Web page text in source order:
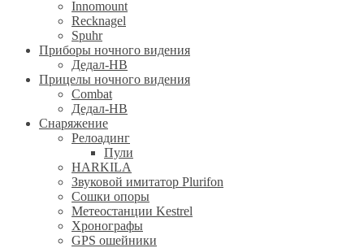
Innomount
Recknagel
Spuhr
Приборы ночного видения
Дедал-НВ
Прицелы ночного видения
Combat
Дедал-НВ
Снаряжение
Релоадинг
Пули
HARKILA
Звуковой имитатор Plurifon
Сошки опоры
Метеостанции Kestrel
Хронографы
GPS ошейники